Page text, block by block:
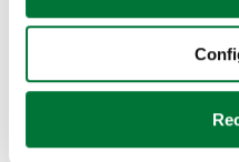
Recopilar información
Identificar su
para buscar
Obtenga más información
Coches de km0